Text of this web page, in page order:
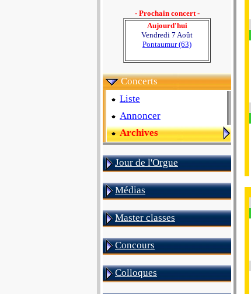
- Prochain concert -
Aujourd'hui
Vendredi 7 Août
Pontaumur (63)
Concerts
Liste
Annoncer
Archives
Jour de l'Orgue
Médias
Master classes
Concours
Colloques